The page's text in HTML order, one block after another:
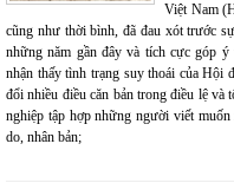
Việt Nam
cũng như thời bình, đã đau xót trước
những năm gần đây và tích cực góp
nhận thấy tình trạng suy thoái của Hội
đổi nhiều điều căn bản trong điều lệ
nghiệp tập hợp những người viết
do, nhân bản;